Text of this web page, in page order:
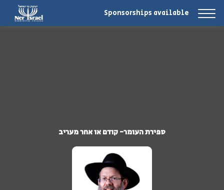
Sponsorships available
ספירת העומר- קודם או אחר מעריב